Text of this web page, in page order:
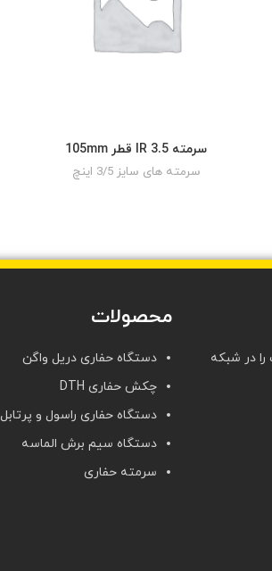
READ MORE سرمته IR 3.5 قطر 105mm
سرمته های سایز 3/5 اینچ
در شبکه
محصولات
دستگاه حفاری دریل واگن
چکش حفاری DTH
دستگاه حفاری راسول و پرتابل
دستگاه سیم برش الماسه
سرمته حفاری